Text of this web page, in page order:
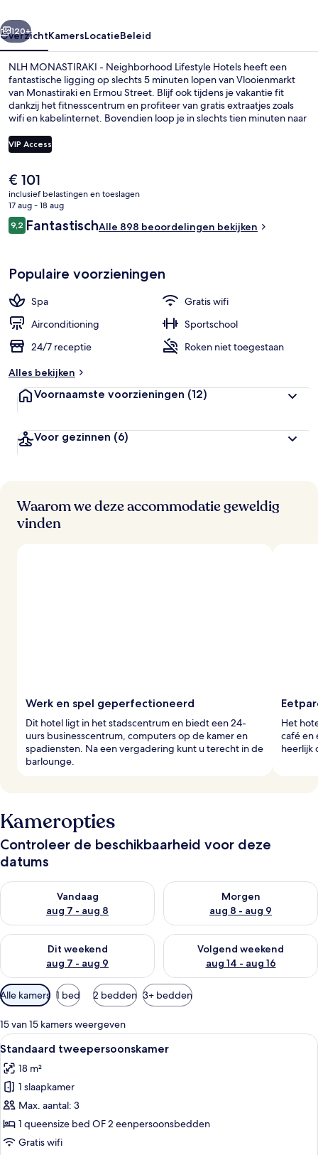
Volgende
120+
OverzichtKamersLocatieBeleid
NLH MONASTIRAKI - Neighborhood Lifestyle Hotels heeft een
fantastische ligging op slechts 5 minuten lopen van Vlooienmarkt
van Monastiraki en Ermou Street. Blijf ook tijdens je vakantie fit
dankzij het fitnesscentrum en profiteer van gratis extraatjes zoals
wifi en kabelinternet. Bovendien loop je in slechts tien minuten naar
enthousiast over het behulpzame personeel en de locatie. De
accommodatie ligt op korte loopafstand van het openbaar vervoer:
Station Omonoia.
VIP Access
De
huidige
prijs
is
€ 101
€ 101
inclusief belastingen en toeslagen
17 aug - 18 aug
Beoordelingen
9,29,2 op 10 –
FantastischAlle 898 beoordelingen bekijken
Populaire voorzieningen
Spa
Gratis wifi
Airconditioning
Sportschool
24/7 receptie
Roken niet toegestaan
Alles bekijken
Voornaamste voorzieningen (12)
Voor gezinnen (6)
Waarom we deze accommodatie geweldig
vinden
Werk en spel geperfectioneerd
Dit hotel ligt in het stadscentrum en biedt een 24-
uurs businesscentrum, computers op de kamer en
spadiensten. Na een vergadering kunt u terecht in de
barlounge.
Het
café en
heerlijk
Kameropties
Controleer de beschikbaarheid voor deze
datums
Vandaag
aug 7 - aug 8
De beschikbaarheid controleren voor vanavond aug 7 - aug 8
Morgen
aug 8 - aug 9
De beschikbaarheid
Dit weekend
aug 7 - aug 9
De beschikbaarheid controleren voor dit weekend aug 7 -
Volgend weekend
aug 14 - aug 16
De beschikbaarheid
Beschikbare
filters
voor
kamers
Alle kamers 1 bed 2 bedden 3+ bedden
15 van 15 kamers weergeven
Alle
foto's
voor
Standaard
tweepersoonskamer
laden
Een moderne hotelkamer met een
14
Standaard tweepersoonskamer
18 m²
1 slaapkamer
Max. aantal: 3
1 queensize bed OF 2 eenpersoonsbedden
Gratis wifi